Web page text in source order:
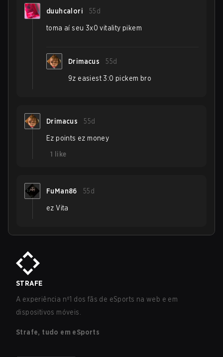
duuhcalori 55d
toma aí seu 3x0 vitality pikem
Drimacus 55d
9z easiest 3:0 pickem bro
Drimacus 55d
Ez points ez money
1
like
FuMan86 55d
ez Vita
STRAFE
A experiência nº1 dos fãs de eSports na web e em
dispositivos móveis.
Strafe, tudo em eSports